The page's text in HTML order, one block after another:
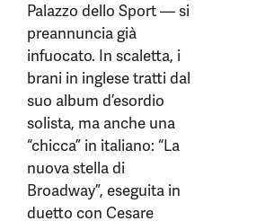
Palazzo dello Sport — si
preannuncia già
infuocato. In scaletta, i
brani in inglese tratti dal
suo album d’esordio
solista, ma anche una
“chicca” in italiano: “La
nuova stella di
Broadway”, eseguita in
duetto con Cesare